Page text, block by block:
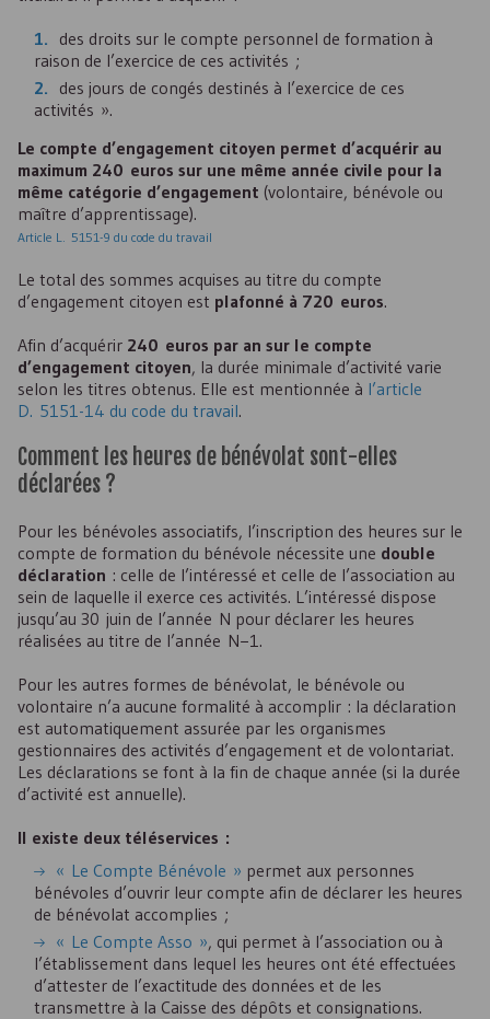
des droits sur le compte personnel de formation à
raison de l’exercice de ces activités ;
des jours de congés destinés à l’exercice de ces
activités ».
Le compte d’engagement citoyen permet d’acquérir au
maximum 240 euros sur une même année civile pour la
même catégorie d’engagement (volontaire, bénévole ou
maître d’apprentissage).
Article L. 5151-9 du code du travail
Le total des sommes acquises au titre du compte
d’engagement citoyen est plafonné à 720 euros.
Afin d’acquérir 240 euros par an sur le compte
d’engagement citoyen, la durée minimale d’activité varie
selon les titres obtenus. Elle est mentionnée à l’article
D. 5151-14 du code du travail.
Comment les heures de bénévolat sont-elles
déclarées ?
Pour les bénévoles associatifs, l’inscription des heures sur le
compte de formation du bénévole nécessite une double
déclaration : celle de l’intéressé et celle de l’association au
sein de laquelle il exerce ces activités. L’intéressé dispose
jusqu’au 30 juin de l’année N pour déclarer les heures
réalisées au titre de l’année N−1.
Pour les autres formes de bénévolat, le bénévole ou
volontaire n’a aucune formalité à accomplir : la déclaration
est automatiquement assurée par les organismes
gestionnaires des activités d’engagement et de volontariat.
Les déclarations se font à la fin de chaque année (si la durée
d’activité est annuelle).
Il existe deux téléservices :
« Le Compte Bénévole » permet aux personnes
bénévoles d’ouvrir leur compte afin de déclarer les heures
de bénévolat accomplies ;
« Le Compte Asso », qui permet à l’association ou à
l’établissement dans lequel les heures ont été effectuées
d’attester de l’exactitude des données et de les
transmettre à la Caisse des dépôts et consignations.